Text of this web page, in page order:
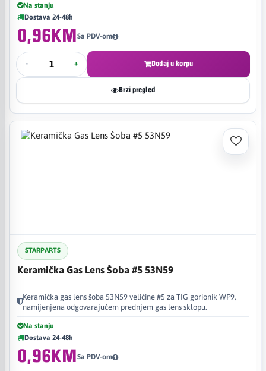
Na stanju
Dostava 24-48h
0,96KMSa PDV-om
- + Dodaj u korpu
Brzi pregled
STARPARTS
Keramička Gas Lens Šoba #5 53N59
Keramička gas lens šoba 53N59 veličine #5 za TIG gorionik WP9,
namijenjena odgovarajućem prednjem gas lens sklopu.
Na stanju
Dostava 24-48h
0,96KMSa PDV-om